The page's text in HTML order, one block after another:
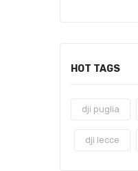
HOT TAGS
dji puglia
dji lecce